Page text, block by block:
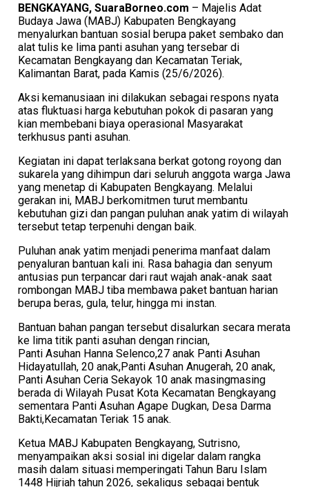
BENGKAYANG, SuaraBorneo.com – Majelis Adat
Budaya Jawa (MABJ) Kabupaten Bengkayang
menyalurkan bantuan sosial berupa paket sembako dan
alat tulis ke lima panti asuhan yang tersebar di
Kecamatan Bengkayang dan Kecamatan Teriak,
Kalimantan Barat, pada Kamis (25/6/2026).
​Aksi kemanusiaan ini dilakukan sebagai respons nyata
atas fluktuasi harga kebutuhan pokok di pasaran yang
kian membebani biaya operasional Masyarakat
terkhusus panti asuhan.
Kegiatan ini dapat terlaksana berkat gotong royong dan
sukarela yang dihimpun dari seluruh anggota warga Jawa
yang menetap di Kabupaten Bengkayang. Melalui
gerakan ini, MABJ berkomitmen turut membantu
kebutuhan gizi dan pangan puluhan anak yatim di wilayah
tersebut tetap terpenuhi dengan baik.
​Puluhan anak yatim menjadi penerima manfaat dalam
penyaluran bantuan kali ini. Rasa bahagia dan senyum
antusias pun terpancar dari raut wajah anak-anak saat
rombongan MABJ tiba membawa paket bantuan harian
berupa beras, gula, telur, hingga mi instan.
​Bantuan bahan pangan tersebut disalurkan secara merata
ke lima titik panti asuhan dengan rincian,
​Panti Asuhan Hanna Selenco,27 anak ​Panti Asuhan
Hidayatullah, 20 anak,​Panti Asuhan Anugerah, 20 anak,​​
Panti Asuhan Ceria Sekayok 10 anak masingmasing
berada di Wilayah Pusat Kota Kecamatan Bengkayang
sementara Panti Asuhan Agape Dugkan, Desa Darma
Bakti,Kecamatan Teriak 15 anak.
​Ketua MABJ Kabupaten Bengkayang, Sutrisno,
menyampaikan aksi sosial ini digelar dalam rangka
masih dalam situasi memperingati Tahun Baru Islam
1448 Hijriah tahun 2026, sekaligus sebagai bentuk